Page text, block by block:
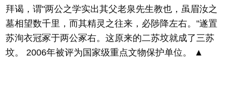
拜谒，谓"两公之学实出其父老泉先生教也，虽眉汝之
墓相望数千里，而其精灵之往来，必陟降左右。"遂置
苏洵衣冠冢于两公冢右。这原来的二苏坟就成了三苏
坟。 2006年被评为国家级重点文物保护单位。 ▲